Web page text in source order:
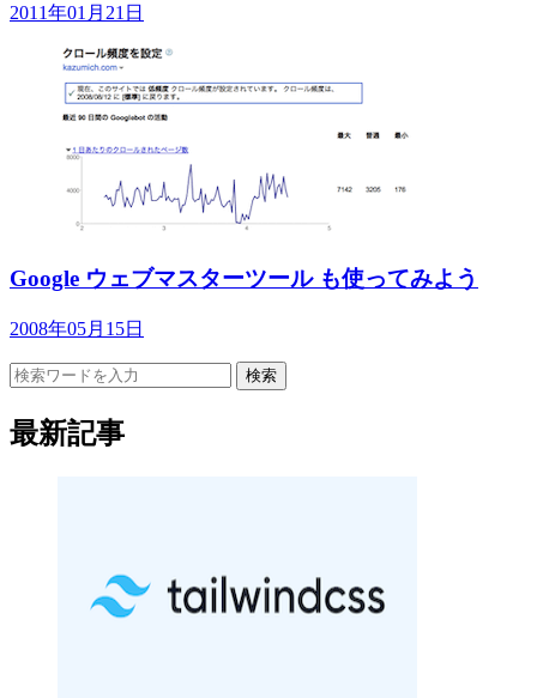
2011年01月21日
Google ウェブマスターツール も使ってみよう
2008年05月15日
検索
最新記事